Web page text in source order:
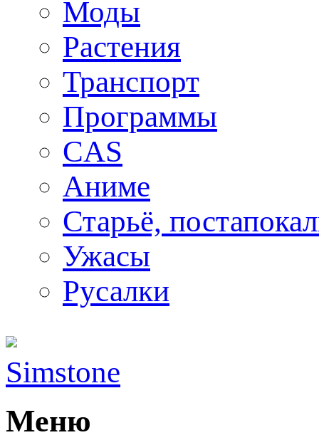
Моды
Растения
Транспорт
Программы
CAS
Аниме
Старьё,
Ужасы
Русалки
Simstone
Меню